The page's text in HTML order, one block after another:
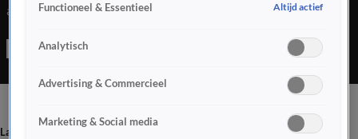
afmaken
Laatste nieuws
Functioneel & Essentieel Altijd actief
Analytisch
Advertising & Commercieel
Marketing & Social media